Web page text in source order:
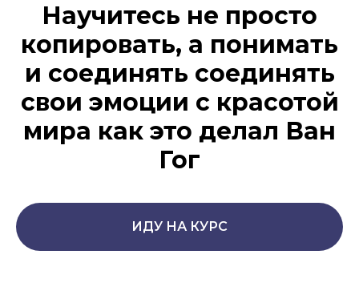
Научитесь не просто
копировать, а понимать
и соединять соединять
свои эмоции с красотой
мира как это делал Ван
Гог
ИДУ НА КУРС